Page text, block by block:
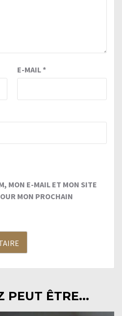
E-MAIL*
MON E-MAIL ET MON SITE
MON PROCHAIN
PEUT ÊTRE...